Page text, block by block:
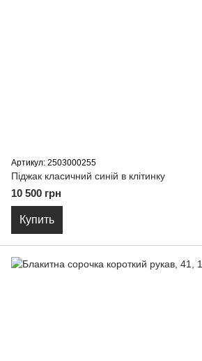
Артикул: 2503000255
Піджак класичний синій в клітинку
10 500 грн
Купить